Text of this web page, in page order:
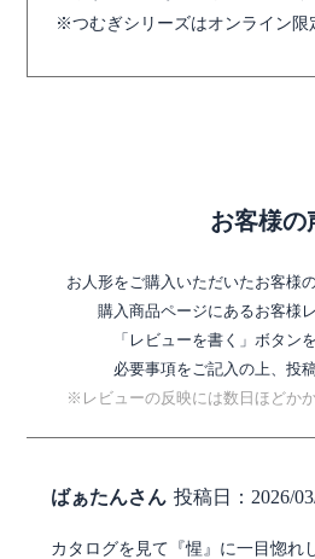
つむぎシリーズはオンライン限
お客様の
お人形をご購入いただいたお客様
購入商品ページにあるお客様
「レビューを書く」ボタン
必要事項をご記入の上、投
※レビューの反映には数日ほどか
ばぁたん 投稿日 2026/
カタログを見て『惺』に一目惚れ